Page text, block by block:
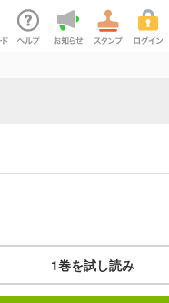
1巻を試し読み